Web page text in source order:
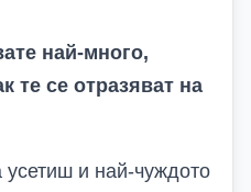
най-много,
те се отразяват на
и най-чуждото